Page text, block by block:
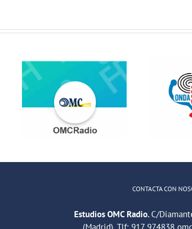
ONDA SALUD:
Hablamos
sobre hábitos
saludables en
la educación
CONTACTA CON
Estudios OMC Radio.C/